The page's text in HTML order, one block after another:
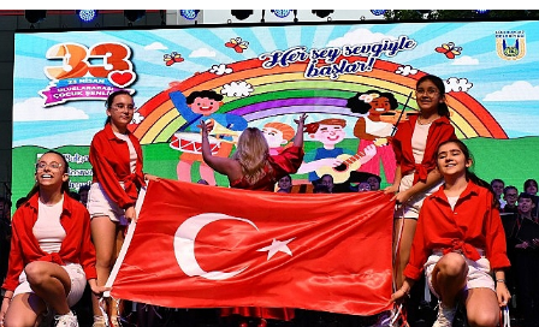
Saldırılarda DDoS Öne
Çıkıyor- Haber Şafak